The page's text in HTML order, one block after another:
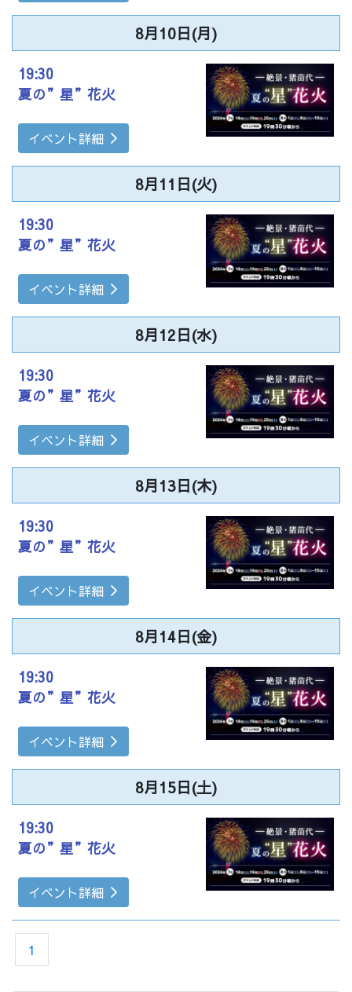
8月10日(月)
19:30
夏の”星”花火
イベント詳細
8月11日(火)
19:30
夏の”星”花火
イベント詳細
8月12日(水)
19:30
夏の”星”花火
イベント詳細
8月13日(木)
19:30
夏の”星”花火
イベント詳細
8月14日(金)
19:30
夏の”星”花火
イベント詳細
8月15日(土)
19:30
夏の”星”花火
イベント詳細
1